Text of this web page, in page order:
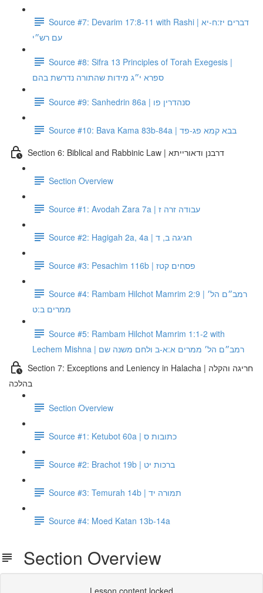
Source #7: Devarim 17:8-11 with Rashi | דברים יז:ח-יא
עם רש״י
Source #8: Sifra 13 Principles of Torah Exegesis |
ספרא י״ג מידות שהתורה נדרשת בהם
Source #9: Sanhedrin 86a | סנהדרין פו
Source #10: Bava Kama 83b-84a | בבא קמא פג-פד
Section 6: Biblical and Rabbinic Law | דרבנן ודאורייתא
Section Overview
Source #1: Avodah Zara 7a | עבודה זרה ז
Source #2: Hagigah 2a, 4a | חגיגה ב, ד
Source #3: Pesachim 116b | פסחים קטז
Source #4: Rambam Hilchot Mamrim 2:9 | רמב״ם הל׳
ממרים ב:ט
Source #5: Rambam Hilchot Mamrim 1:1-2 with
Lechem Mishna | רמב״ם הל׳ ממרים א:א-ב ולחם משנה שם
Section 7: Exceptions and Leniency in Halacha | חריגה והקלה
בהלכה
Section Overview
Source #1: Ketubot 60a | כתובות ס
Source #2: Brachot 19b | ברכות יט
Source #3: Temurah 14b | תמורה יד
Source #4: Moed Katan 13b-14a
Section Overview
Lesson content locked